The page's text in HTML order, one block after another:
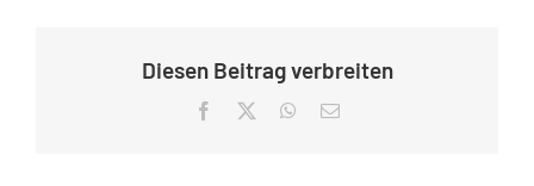
Diesen Beitrag verbreiten
Facebook WhatsApp
E-